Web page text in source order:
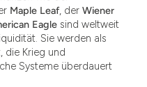
Maple Leaf, der Wiener
Eagle sind weltweit
Sie werden als
die Krieg und
Systeme überdauert